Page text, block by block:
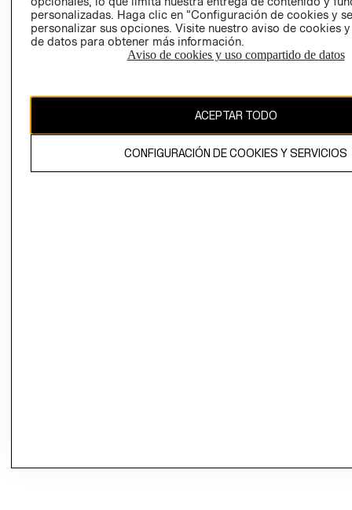
Ecuador ($)
El contenido de esta página web está protegido por copyright y es
propiedad de H&M Hennes & Mauritz AB.
personalizadas. Haga clic en “Configuración de cookies y
personalizar sus opciones. Visite nuestro aviso de cookies
de datos para obtener más información.
Aviso de cookies y uso compartido de datos
ACEPTAR TODO
CONFIGURACIÓN DE COOKIES Y SERVICIOS